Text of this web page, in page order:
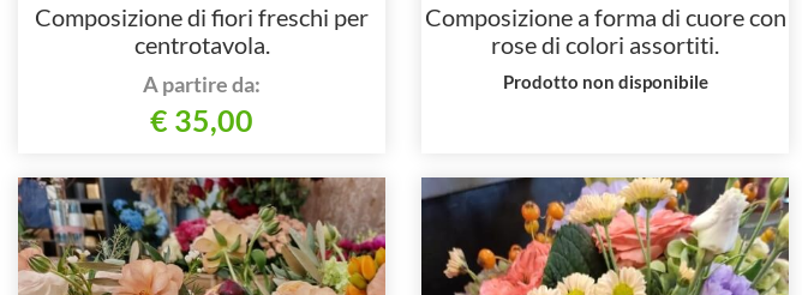
Composizione di fiori freschi per
centrotavola.
A partire da:
€ 35,00
Composizione a forma di cuore con
rose di colori assortiti.
Prodotto non disponibile